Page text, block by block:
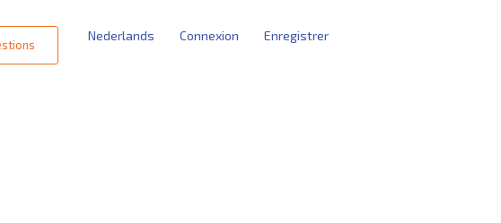
Nederlands Connexion Enregistrer